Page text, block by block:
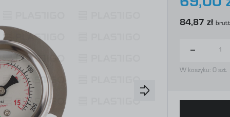
69,00
84,87 zł
W koszyku:0 szt.